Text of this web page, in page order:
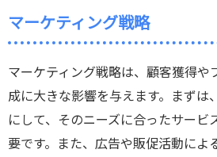
マーケティング戦略
マーケティング戦略は、顧客獲得や
成に大きな影響を与えます。まずは
にして、そのニーズに合ったサービ
要です。また、広告や販促活動によ